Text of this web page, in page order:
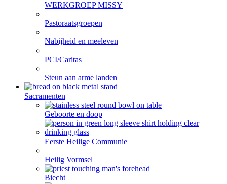
WERKGROEP MISSY
Pastoraatsgroepen
Nabijheid en meeleven
PCI/Caritas
Steun aan arme landen
Sacramenten
Geboorte en doop
Eerste Heilige Communie
Heilig Vormsel
Biecht